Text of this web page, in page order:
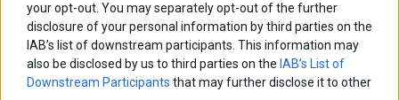
your opt-out. You may separately opt-out of the further
disclosure of your personal information by third parties on the
IAB’s list of downstream participants. This information may
also be disclosed by us to third parties on the IAB’s List of
Downstream Participants that may further disclose it to other